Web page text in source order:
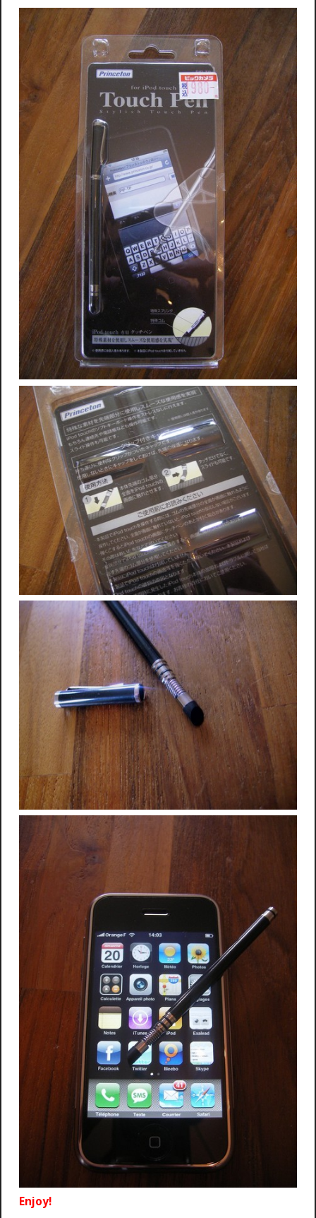
Enjoy!